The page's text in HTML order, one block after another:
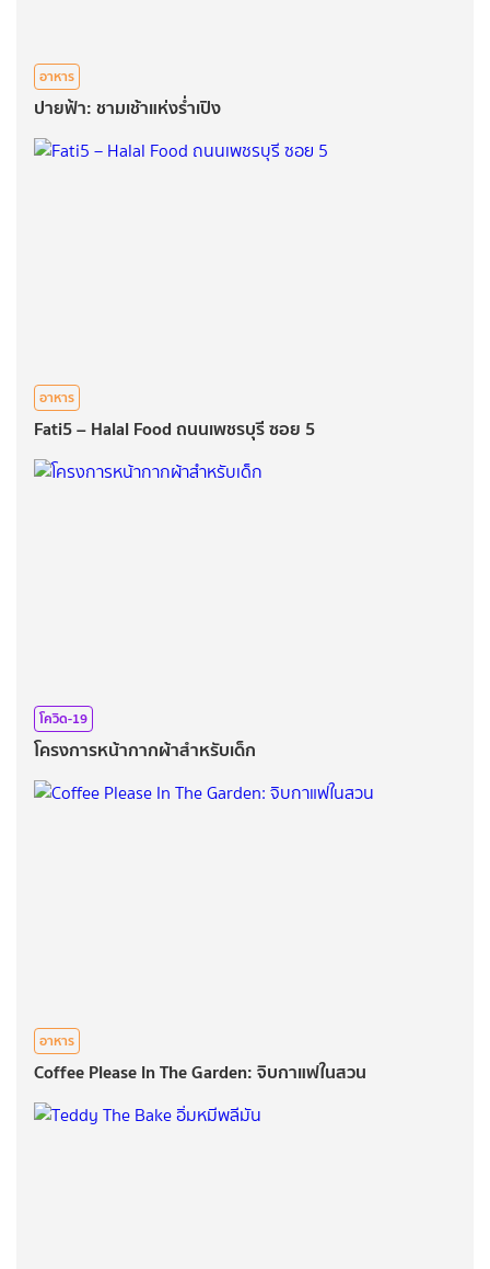
อาหาร
ปายฟ้า: ชามเช้าแห่งร่ำเปิง
อาหาร
Fati5 – Halal Food ถนนเพชรบุรี ซอย 5
โควิด-19
โครงการหน้ากากผ้าสำหรับเด็ก
อาหาร
Coffee Please In The Garden: จิบกาแฟในสวน